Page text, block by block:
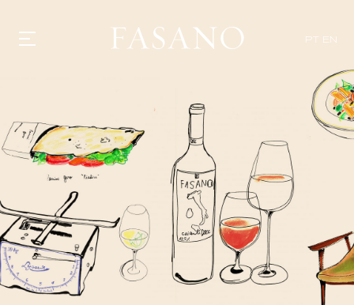
PT EN
HOTÉIS
EXPERIENCIAS
EVENTOS
VILLAS
TIENDA | SELEZIONE
DESCUBRIR
WHAT'S COOKING
CORRIERE
HISTORIA
SOSTENIBILIDAD
CONTACTO